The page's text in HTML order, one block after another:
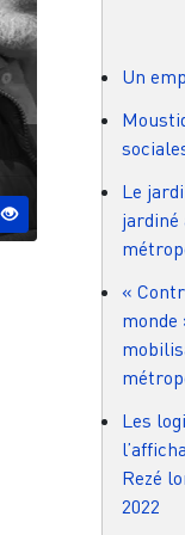
Un
Le
jardiné
«
monde
Les
Rezé
2022